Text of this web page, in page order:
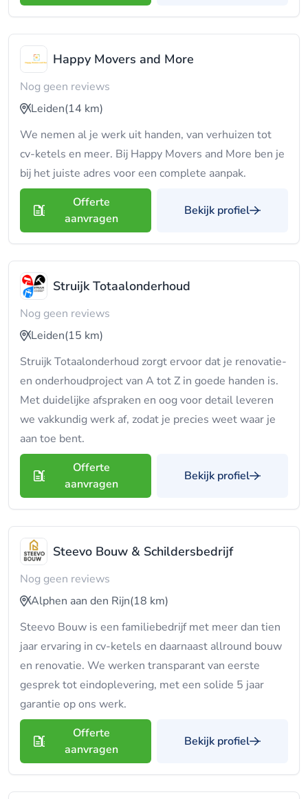
Happy Movers and More
Nog geen reviews
Leiden(14 km)
We nemen al je werk uit handen, van verhuizen tot
cv-ketels en meer. Bij Happy Movers and More ben je
bij het juiste adres voor een complete aanpak.
Offerte
aanvragen
Bekijk profiel
Struijk Totaalonderhoud
Nog geen reviews
Leiden(15 km)
Struijk Totaalonderhoud zorgt ervoor dat je renovatie-
en onderhoudproject van A tot Z in goede handen is.
Met duidelijke afspraken en oog voor detail leveren
we vakkundig werk af, zodat je precies weet waar je
aan toe bent.
Offerte
aanvragen
Bekijk profiel
Steevo Bouw & Schildersbedrijf
Nog geen reviews
Alphen aan den Rijn(18 km)
Steevo Bouw is een familiebedrijf met meer dan tien
jaar ervaring in cv-ketels en daarnaast allround bouw
en renovatie. We werken transparant van eerste
gesprek tot eindoplevering, met een solide 5 jaar
garantie op ons werk.
Offerte
aanvragen
Bekijk profiel